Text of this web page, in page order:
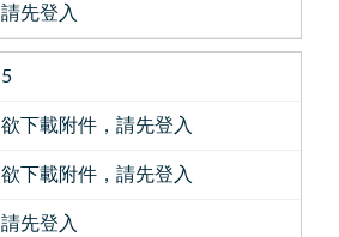
請先登入
5
欲下載附件，請先登入
欲下載附件，請先登入
請先登入